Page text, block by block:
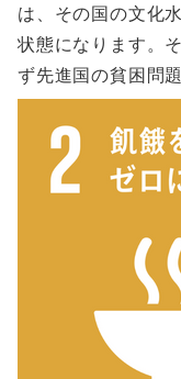
は、その国の文化
状態になります。
ず先進国の貧困問